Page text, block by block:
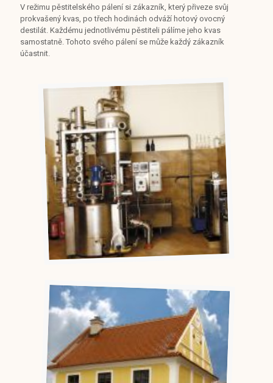
V režimu pěstitelského pálení si zákazník, který přiveze svůj
prokvašený kvas, po třech hodinách odváží hotový ovocný
destilát. Každému jednotlivému pěstiteli pálíme jeho kvas
samostatně. Tohoto svého pálení se může každý zákazník
účastnit.